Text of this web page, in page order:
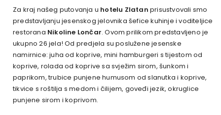
Za kraj našeg putovanja u hotelu Zlatan prisustvovali smo
predstavljanju jesenskog jelovnika šefice kuhinje i voditeljice
restorana Nikoline Lončar. Ovom prilikom predstavljeno je
ukupno 26 jela! Od predjela su poslužene jesenske
namirnice: juha od koprive, mini hamburgeri s tijestom od
koprive, rolada od koprive sa svježim sirom, šunkom i
paprikom, trubice punjene humusom od slanutka i koprive,
tikvice s roštilja s medom i čilijem, goveđi jezik, okruglice
punjene sirom i koprivom.